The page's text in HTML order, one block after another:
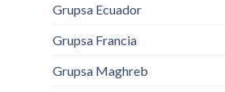
Grupsa Ecuador
Grupsa Francia
Grupsa Maghreb